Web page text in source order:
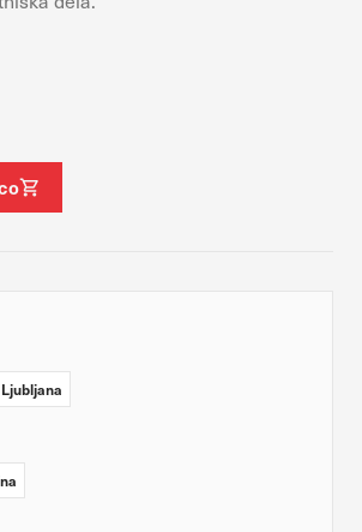
nato uporabijo za prikazovanje ustreznih
vašega brskalnika in naprave. Če
piškotkov, ne boste deležni našega